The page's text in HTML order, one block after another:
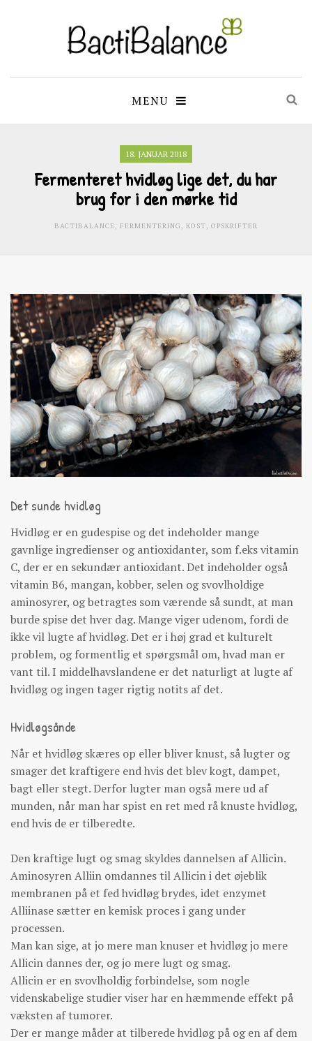
MENU
18. JANUAR 2018
Fermenteret hvidløg lige det, du har
brug for i den mørke tid
BACTIBALANCE, FERMENTERING, KOST, OPSKRIFTER
Det sunde hvidløg
Hvidløg er en gudespise og det indeholder mange
gavnlige ingredienser og antioxidanter, som f.eks vitamin
C, der er en sekundær antioxidant. Det indeholder også
vitamin B6, mangan, kobber, selen og svovlholdige
aminosyrer, og betragtes som værende så sundt, at man
burde spise det hver dag. Mange viger udenom, fordi de
ikke vil lugte af hvidløg. Det er i høj grad et kulturelt
problem, og formentlig et spørgsmål om, hvad man er
vant til. I middelhavslandene er det naturligt at lugte af
hvidløg og ingen tager rigtig notits af det.
Hvidløgsånde
Når et hvidløg skæres op eller bliver knust, så lugter og
smager det kraftigere end hvis det blev kogt, dampet,
bagt eller stegt. Derfor lugter man også mere ud af
munden, når man har spist en ret med rå knuste hvidløg,
end hvis de er tilberedte.
Den kraftige lugt og smag skyldes dannelsen af Allicin.
Aminosyren Alliin omdannes til Allicin i det øjeblik
membranen på et fed hvidløg brydes, idet enzymet
Alliinase sætter en kemisk proces i gang under
processen.
Man kan sige, at jo mere man knuser et hvidløg jo mere
Allicin dannes der, og jo mere lugt og smag.
Allicin er en svovlholdig forbindelse, som nogle
videnskabelige studier viser har en hæmmende effekt på
væksten af tumorer.
Der er mange måder at tilberede hvidløg på og en af dem